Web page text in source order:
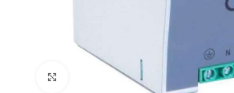
Büyütmek için tıklayın